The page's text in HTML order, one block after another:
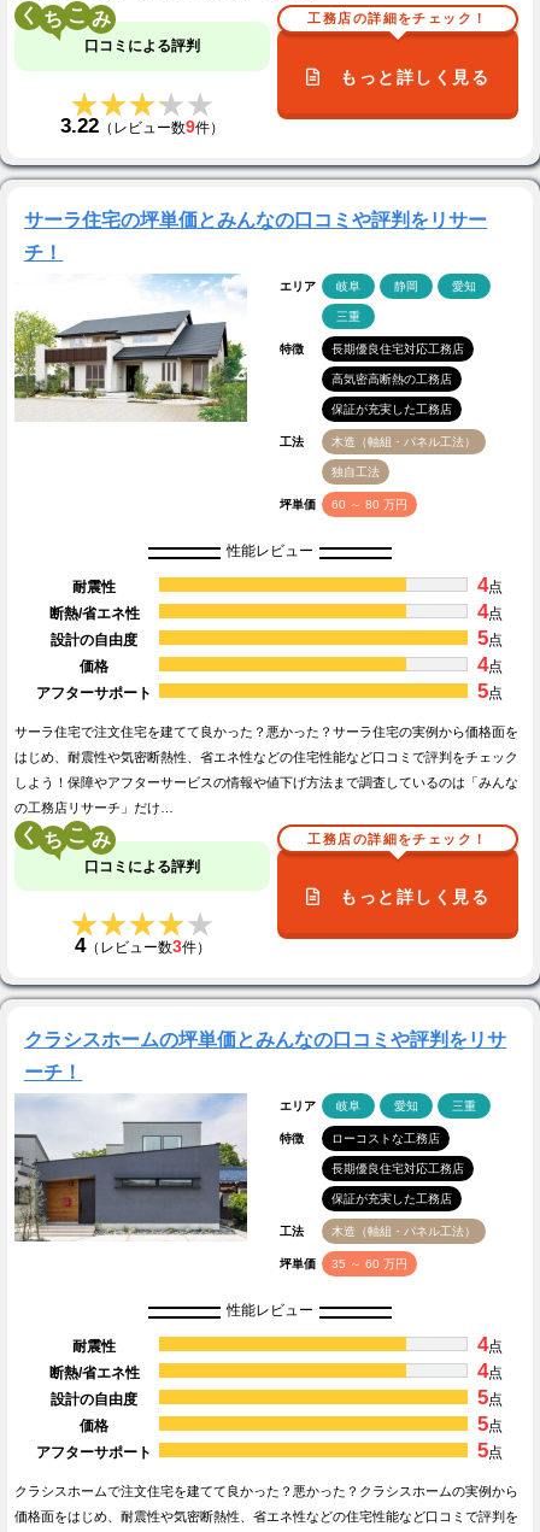
く こ
口コミによる評判
★★★★★
★★★★★
3.22 （レビュー数9件）
工務店の詳細をチェック！
もっと詳しく見る
サーラ住宅の坪単価とみんなの口コミや評判をリサー
チ！
エリア 岐阜 静岡 愛知
三重
特徴 長期優良住宅対応工務店
高気密高断熱の工務店
保証が充実した工務店
工法 木造（軸組・パネル工法）
独自工法
坪単価 60 ～ 80 万円
性能レビュー
耐震性 4点
断熱/省エネ性
4点
設計の自由度
5点
価格
4点
アフターサポート
5点
サーラ住宅で注文住宅を建てて良かった？悪かった？サーラ住宅の実例から価格面を
はじめ、耐震性や気密断熱性、省エネ性などの住宅性能など口コミで評判をチェック
しよう！保障やアフターサービスの情報や値下げ方法まで調査しているのは「みんな
の工務店リサーチ」だけ…
く こ
口コミによる評判
★★★★★
★★★★★
4（レビュー数3件）
工務店の詳細をチェック！
もっと詳しく見る
クラシスホームの坪単価とみんなの口コミや評判をリサ
ーチ！
エリア 岐阜 愛知 三重
特徴 ローコストな工務店
長期優良住宅対応工務店
保証が充実した工務店
工法 木造（軸組・パネル工法）
坪単価 35 ～ 60 万円
性能レビュー
耐震性 4点
断熱/省エネ性
4点
設計の自由度
5点
価格
5点
アフターサポート
5点
クラシスホームで注文住宅を建てて良かった？悪かった？クラシスホームの実例から
価格面をはじめ、耐震性や気密断熱性、省エネ性などの住宅性能など口コミで評判を